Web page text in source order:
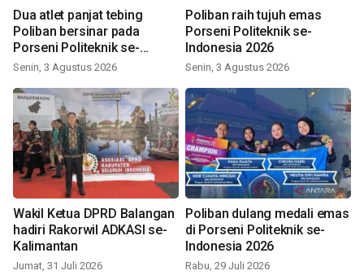
Dua atlet panjat tebing
Poliban bersinar pada
Porseni Politeknik se-
Indonesia 2026
Senin, 3 Agustus 2026
Poliban raih tujuh emas
Porseni Politeknik se-
Indonesia 2026
Senin, 3 Agustus 2026
Wakil Ketua DPRD Balangan
hadiri Rakorwil ADKASI se-
Kalimantan
Jumat, 31 Juli 2026
Poliban dulang medali emas
di Porseni Politeknik se-
Indonesia 2026
Rabu, 29 Juli 2026